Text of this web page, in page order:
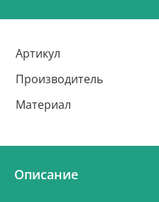
Артикул
Производитель
Материал
Описание